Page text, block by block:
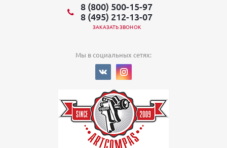
8 (800) 500-15-97
8 (495) 212-13-07
ЗАКАЗАТЬ ЗВОНОК
Мы в социальных сетях: